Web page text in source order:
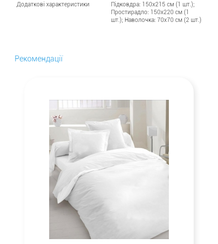
Додаткові характеристики
Підковдра: 150x215 см (1 шт.);
Простирадло: 150x220 см (1
шт.); Наволочка: 70x70 см (2 шт.)
Рекомендації